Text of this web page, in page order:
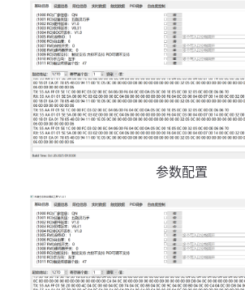
参数配置